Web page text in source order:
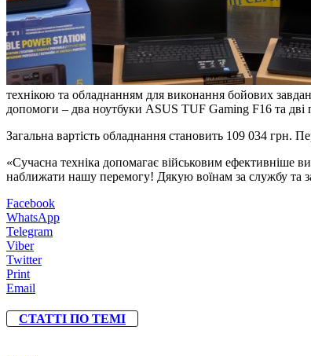
технікою та обладнанням для виконання бойових
допомоги – два ноутбуки ASUS TUF Gaming F16 та дві
Загальна вартість обладнання становить 109 034 грн.
«Сучасна техніка допомагає військовим ефективніше
наближати нашу перемогу! Дякую воїнам за службу та
Facebook
WhatsApp
Telegram
Viber
Twitter
Print
Email
СТАТТІ ПО ТЕМІ